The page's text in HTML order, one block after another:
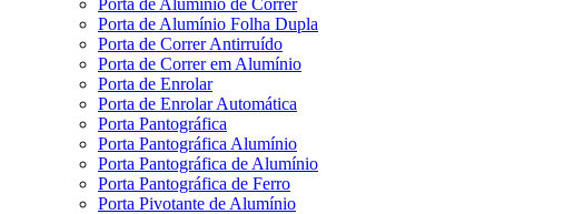
Porta de Alumínio Folha Dupla
Porta de Correr Antirruído
Porta de Correr em Alumínio
Porta de Enrolar
Porta de Enrolar Automática
Porta Pantográfica
Porta Pantográfica Alumínio
Porta Pantográfica de Alumínio
Porta Pantográfica de Ferro
Porta Pivotante de Alumínio